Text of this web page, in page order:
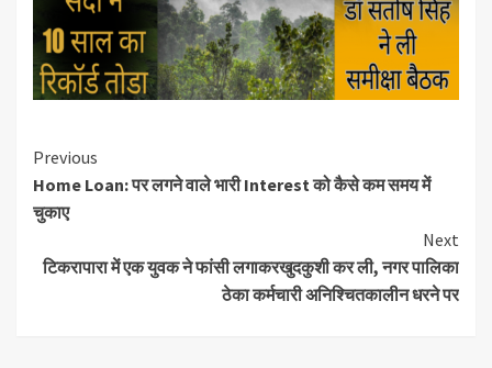
Continue
Reading
Previous
Home Loan: पर लगने वाले भारी Interest को कैसे कम समय में
चुकाए
Next
टिकरापारा में एक युवक ने फांसी लगाकरखुदकुशी कर ली, नगर पालिका
ठेका कर्मचारी अनिश्चितकालीन धरने पर